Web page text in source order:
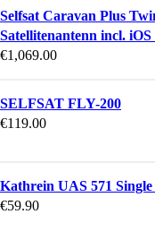
Selfsat Caravan Plus
Satellitenantenn incl.
€1,069.00
SELFSAT FLY-200
€119.00
Kathrein UAS 571
€59.90